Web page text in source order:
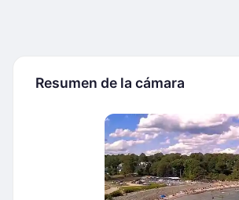
Resumen de la cámara